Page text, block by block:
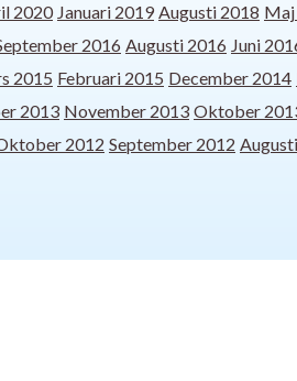
2020 Januari 2019 Augusti 2018 Maj
2016 Augusti 2016 Juni
2015 Februari 2015 December 2014
2013 November 2013 Oktober
2012 September 2012